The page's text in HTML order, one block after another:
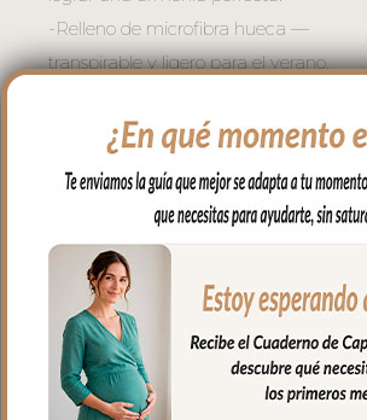
-Relleno de microfibra hueca —
transpirable y ligero para el verano.
ventilación en la espalda del bebe.
tejido reciclado muy resistente.
– Doble cremallera lateral — acceso
sin despertar al bebe. La tapa la puedes
quitar entera y te queda la funda para
usar como solo funda.
Existen muchos modelos de sillas en el
mercado, por eso en dydados